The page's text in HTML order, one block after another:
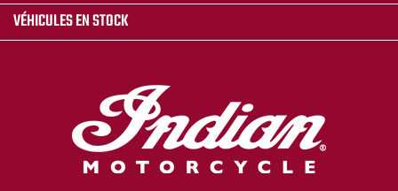
VÉHICULES EN STOCK